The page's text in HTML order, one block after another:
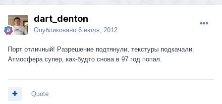
dart_denton
Опубликовано 6 июля, 2012
Порт отличный! Разрешение подтянули, текстуры подкачали.
Атмосфера супер, как-будто снова в 97 год попал.
Quote